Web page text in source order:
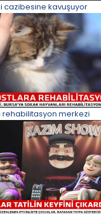
cazibesine kavuşuyor
merkezi